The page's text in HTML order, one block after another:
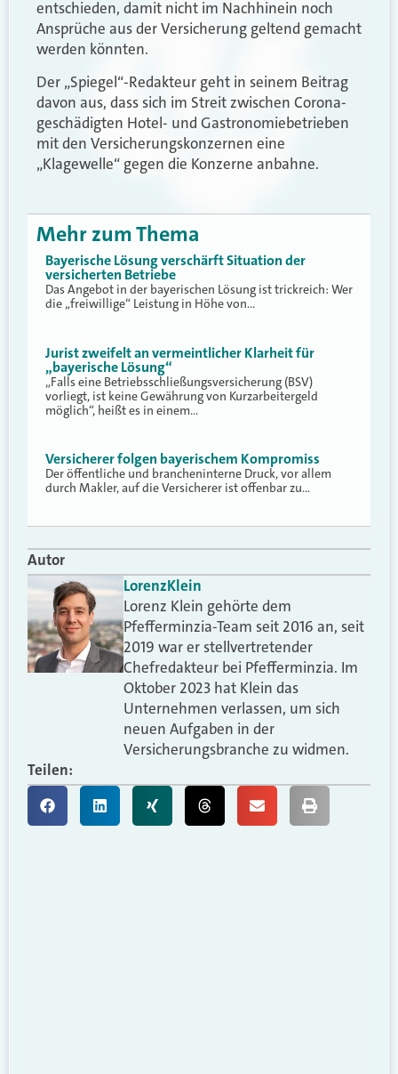
entschieden, damit nicht im Nachhinein noch
Ansprüche aus der Versicherung geltend gemacht
werden könnten.
Der „Spiegel“-Redakteur geht in seinem Beitrag
davon aus, dass sich im Streit zwischen Corona-
geschädigten Hotel- und Gastronomiebetrieben
mit den Versicherungskonzernen eine
„Klagewelle“ gegen die Konzerne anbahne.
Mehr zum Thema
Bayerische Lösung verschärft Situation der
versicherten Betriebe
Das Angebot in der bayerischen Lösung ist trickreich: Wer
die „freiwillige“ Leistung in Höhe von…
Jurist zweifelt an vermeintlicher Klarheit für
„bayerische Lösung“
„Falls eine Betriebsschließungsversicherung (BSV)
vorliegt, ist keine Gewährung von Kurzarbeitergeld
möglich“, heißt es in einem…
Versicherer folgen bayerischem Kompromiss
Der öffentliche und brancheninterne Druck, vor allem
durch Makler, auf die Versicherer ist offenbar zu…
Autor
LorenzKlein
Lorenz Klein gehörte dem
Pfefferminzia-Team seit 2016 an, seit
2019 war er stellvertretender
Chefredakteur bei Pfefferminzia. Im
Oktober 2023 hat Klein das
Unternehmen verlassen, um sich
neuen Aufgaben in der
Versicherungsbranche zu widmen.
Teilen: